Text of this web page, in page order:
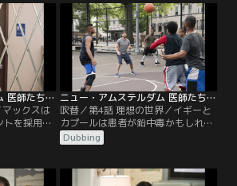
なして人生
つく。一
新インタ
。
に陥ることになり、カストロ医師は
病院のより多くの患者に自分の治療
計画を試そうとする。
ニュー・アムステルダム 医師たちのカルテ シーズン2 第03話／吹替
ックスは
トを採用
会と渡り
内で一斉
的な事実
ニュー・アムステルダム 医師たちのカルテ シーズン2 第04話／吹替
吹替／第4話 理想の世界／イギーと
カプールは患者が鉛中毒かもしれな
いと知り、市と争うことになる。そ
んな中、患者を助けようとするマッ
Dubbing